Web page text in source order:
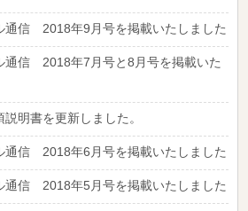
通信 2018年9月号を掲載いたしました
通信 2018年7月号と8月号を掲載いた
説明書を更新しました。
通信 2018年6月号を掲載いたしました
通信 2018年5月号を掲載いたしました